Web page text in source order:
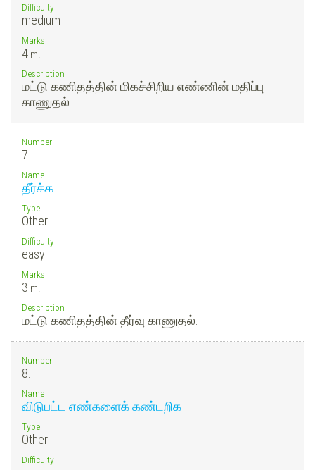
Difficulty
medium
Marks
4 m.
Description
மட்டு கணிதத்தின் மிகச்சிறிய எண்ணின் மதிப்பு
காணுதல்.
Number
7.
Name
தீர்க்க
Type
Other
Difficulty
easy
Marks
3 m.
Description
மட்டு கணிதத்தின் தீர்வு காணுதல்.
Number
8.
Name
விடுபட்ட எண்களைக் கண்டறிக
Type
Other
Difficulty